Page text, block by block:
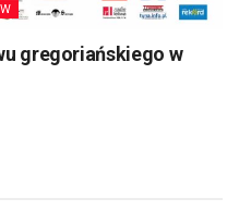
gregoriańskiego w